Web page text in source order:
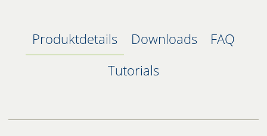
Produktdetails Downloads
FAQ
Tutorials